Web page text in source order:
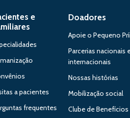
e
a pacientes
frequentes
Doadores
Apoie o Pequeno
Parcerias nacionais
internacionais
Nossas histórias
Mobilização social
Clube de Benefícios